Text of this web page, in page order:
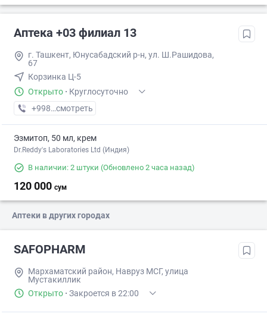
Аптека +03 филиал 13
г. Ташкент, Юнусабадский р-н, ул. Ш.Рашидова,
67
Корзинка Ц-5
Открыто · Круглосуточно
+998 (95) XXX-XX-XX
смотреть
Эзмитоп, 50 мл, крем
Dr.Reddy's Laboratories Ltd (Индия)
В наличии: 2 штуки (Обновлено 2 часа назад)
120 000 сум
Аптеки в других городах
SAFOPHARM
Мархаматский район, Навруз МСГ, улица
Мустакиллик
Открыто · Закроется в 22:00